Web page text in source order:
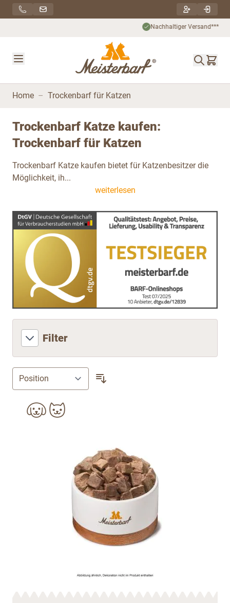
Direkt zum Inhalt
Nachhaltiger Versand***
Home – Trockenbarf für Katzen
Trockenbarf Katze kaufen:
Trockenbarf für Katzen
Trockenbarf Katze kaufen bietet für Katzenbesitzer die
Möglichkeit, ih...
weiterlesen
Filter